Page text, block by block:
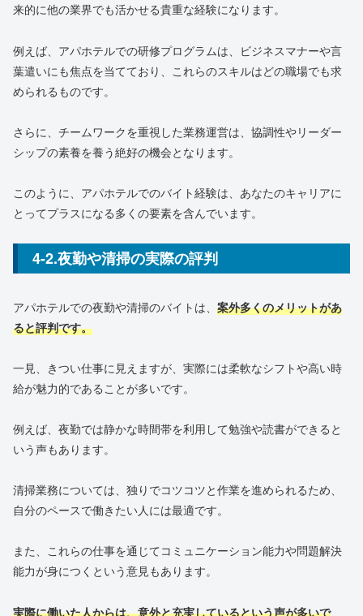
来的に他の業界でも活かせる貴重な経験になります。
例えば、アパホテルでの研修プログラムは、ビジネスマナーや言
葉遣いにも焦点を当てており、これらのスキルはどの職場でも求
められるものです。
さらに、チームワークを重視した業務運営は、協調性やリーダー
シップの素養を養う絶好の機会となります。
このように、アパホテルでのバイト経験は、あなたのキャリアに
とってプラスになる多くの要素を含んでいます。
4-2.夜勤や清掃の実際の評判
アパホテルでの夜勤や清掃のバイトは、 案外多くのメリットがあ
ると評判です。
一見、きつい仕事に見えますが、実際には柔軟なシフトや高い時
給が魅力的であることが多いです。
例えば、夜勤では静かな時間帯を利用して勉強や読書ができると
いう声もあります。
清掃業務については、独りでコツコツと作業を進められるため、
自分のペースで働きたい人には最適です。
また、これらの仕事を通じてコミュニケーション能力や問題解決
能力が身につくという意見もあります。
実際に働いた人からは、意外と充実しているという声が多いで